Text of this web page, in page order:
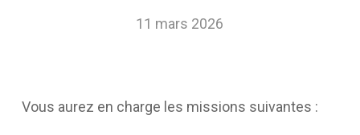
11 mars 2026
Vous aurez en charge les missions suivantes :